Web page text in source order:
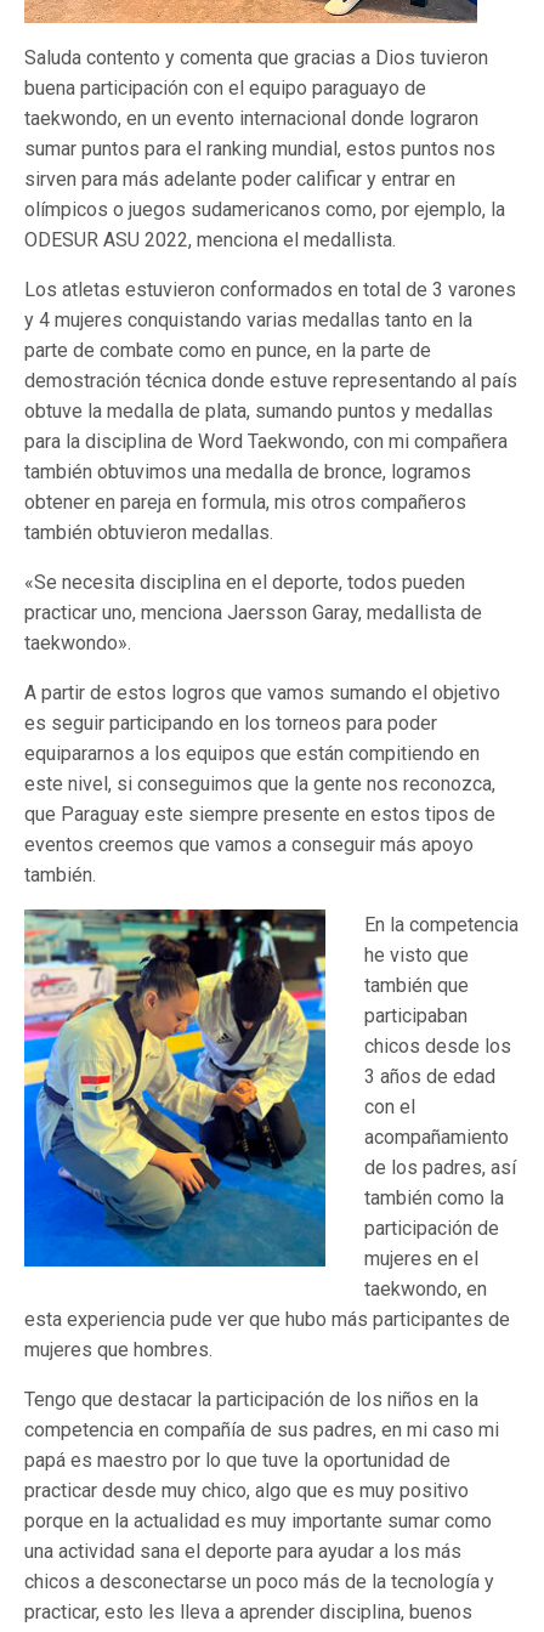
Saluda contento y comenta que gracias a Dios tuvieron
buena participación con el equipo paraguayo de
taekwondo, en un evento internacional donde lograron
sumar puntos para el ranking mundial, estos puntos nos
sirven para más adelante poder calificar y entrar en
olímpicos o juegos sudamericanos como, por ejemplo, la
ODESUR ASU 2022, menciona el medallista.
Los atletas estuvieron conformados en total de 3 varones
y 4 mujeres conquistando varias medallas tanto en la
parte de combate como en punce, en la parte de
demostración técnica donde estuve representando al país
obtuve la medalla de plata, sumando puntos y medallas
para la disciplina de Word Taekwondo, con mi compañera
también obtuvimos una medalla de bronce, logramos
obtener en pareja en formula, mis otros compañeros
también obtuvieron medallas.
«Se necesita disciplina en el deporte, todos pueden
practicar uno, menciona Jaersson Garay, medallista de
taekwondo».
A partir de estos logros que vamos sumando el objetivo
es seguir participando en los torneos para poder
equipararnos a los equipos que están compitiendo en
este nivel, si conseguimos que la gente nos reconozca,
que Paraguay este siempre presente en estos tipos de
eventos creemos que vamos a conseguir más apoyo
también.
En la competencia
he visto que
también que
participaban
chicos desde los
3 años de edad
con el
acompañamiento
de los padres, así
también como la
participación de
mujeres en el
taekwondo, en
esta experiencia pude ver que hubo más participantes de
mujeres que hombres.
Tengo que destacar la participación de los niños en la
competencia en compañía de sus padres, en mi caso mi
papá es maestro por lo que tuve la oportunidad de
practicar desde muy chico, algo que es muy positivo
porque en la actualidad es muy importante sumar como
una actividad sana el deporte para ayudar a los más
chicos a desconectarse un poco más de la tecnología y
practicar, esto les lleva a aprender disciplina, buenos